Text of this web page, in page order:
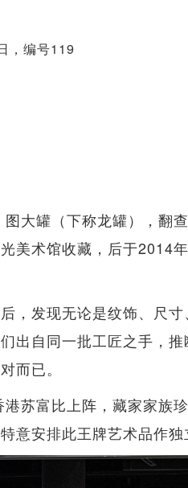
，编号119
大罐（下称龙罐），翻
美术馆收藏，后于2014
，发现无论是纹饰、尺
出自同一批工匠之手，
而已。
苏富比上阵，藏家家族
意安排此王牌艺术品作独